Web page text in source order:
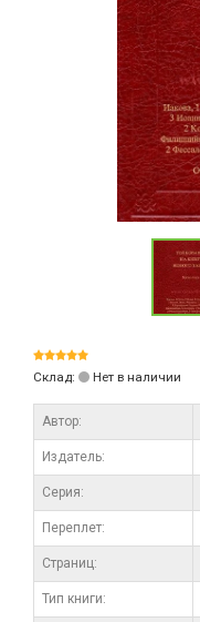
Склад: Нет в наличии
Автор:
Издатель:
Серия:
Переплет:
Cтраниц:
Тип книги: